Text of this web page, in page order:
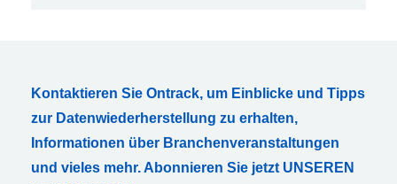
Kontaktieren Sie Ontrack, um Einblicke und Tipps
zur Datenwiederherstellung zu erhalten,
Informationen über Branchenveranstaltungen
und vieles mehr. Abonnieren Sie jetzt UNSEREN